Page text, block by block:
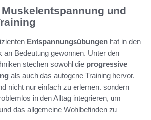
und
Entspannungsübungen hat in den
an Bedeutung gewonnen. Unter den
stechen sowohl die progressive
als auch das autogene Training hervor.
nicht nur einfach zu erlernen, sondern
in den Alltag integrieren, um
das allgemeine Wohlbefinden zu